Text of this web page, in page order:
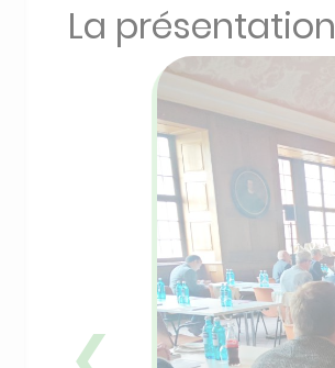
La présentation
❮